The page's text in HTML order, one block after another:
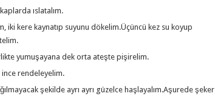
ıslatalım.
iki kere kaynatıp suyunu dökelim.Üçüncü kez su koyup
yumuşayana dek orta ateşte pişirelim.
ince rendeleyelim.
şekilde ayrı ayrı güzelce haşlayalım.Aşurede şeker